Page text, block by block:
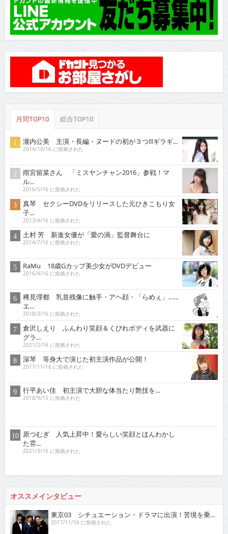
月間TOP10 総合TOP10
瀧内公美 主演・長編・ヌードの初が３つ!!!ギラギ...
2014/10/16 に投稿された
雨宮留菜さん 「ミスヤンチャン2016」参戦！マ
ル...
2016/5/16 に投稿された
真琴 セクシーDVDをリリースした元ひきこもり女
子...
2013/4/16 に投稿された
土村 芳 新進女優が「愛の渦」監督舞台に
2014/7/16 に投稿された
RaMu 18歳Gカップ美少女がDVDデビュー
2016/4/16 に投稿された
稀見理都 乳首残像に触手・アヘ顔・「らめぇ」……
エ...
2018/3/16 に投稿された
倉沢しえり ふんわり笑顔＆くびれボディを武器に
グラ...
2021/2/16 に投稿された
深琴 等身大で演じた初主演作品が公開！
2017/11/16 に投稿された
行平あい佳 初主演で大胆な体当たり艶技を…
2018/9/15 に投稿された
た雰...
2021/3/16 に投稿された
東京03 シチュエーション・ドラマに出演！苦境を乗...
2017/11/16 に投稿された
真空ジェシカ 『死ぬまでお笑いをやっていきたい！そ...